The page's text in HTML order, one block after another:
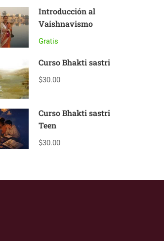
Introducción al
Vaishnavismo
Gratis
Curso Bhakti sastri
$30.00
Curso Bhakti sastri
Teen
$30.00